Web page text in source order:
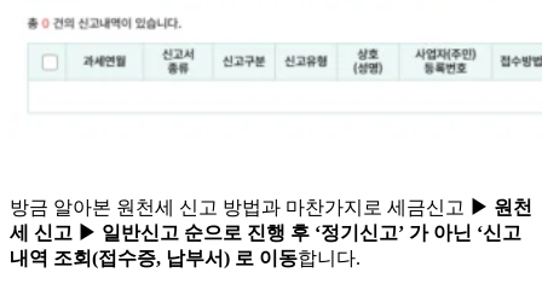
방금 알아본 원천세 신고 방법과 마찬가지로 세금신고
▶ 원천
세 신고 ▶ 일반신고 순으로 진행 후 ‘정기신고’ 가 아닌 ‘신고
내역 조회(접수증, 납부서) 로 이동합니다.